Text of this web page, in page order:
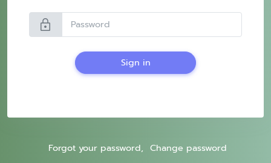
lock
Sign in
Forgot your password, Change password